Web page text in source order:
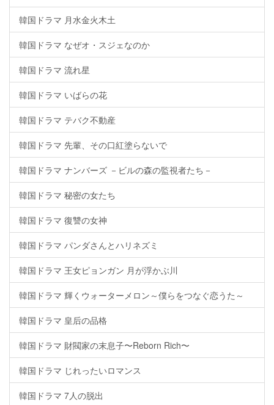
韓国ドラマ 月水金火木土
韓国ドラマ なぜオ・スジェなのか
韓国ドラマ 流れ星
韓国ドラマ いばらの花
韓国ドラマ テバク不動産
韓国ドラマ 先輩、その口紅塗らないで
韓国ドラマ ナンバーズ －ビルの森の監視者たち－
韓国ドラマ 秘密の女たち
韓国ドラマ 復讐の女神
韓国ドラマ パンダさんとハリネズミ
韓国ドラマ 王女ピョンガン 月が浮かぶ川
韓国ドラマ 輝くウォーターメロン～僕らをつなぐ恋うた～
韓国ドラマ 皇后の品格
韓国ドラマ 財閥家の末息子〜Reborn Rich〜
韓国ドラマ じれったいロマンス
韓国ドラマ 7人の脱出